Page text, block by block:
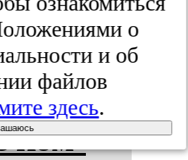
ци­
в сос­
ком­
о
и об
файлов
здесь.